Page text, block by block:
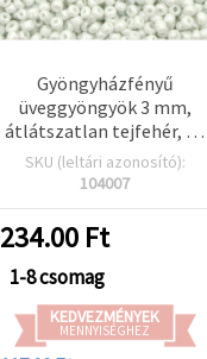
Gyöngyházfényű
üveggyöngyök 3 mm,
átlátszatlan tejfehér, 50
g – ideális
ékszerkészítéshez és
SKU (leltári azonosító):
104007
234.00Ft
1-8 csomag
KEDVEZMÉNYEK
MENNYISÉGHEZ